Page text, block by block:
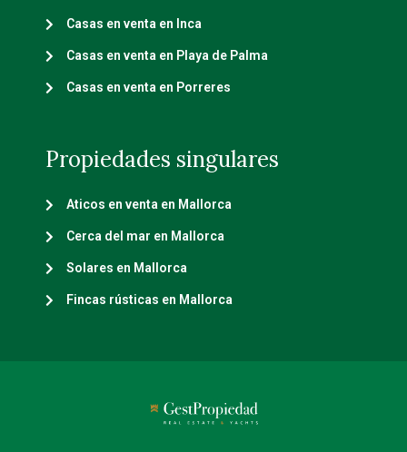
Casas en venta en Inca
Casas en venta en Playa de Palma
Casas en venta en Porreres
Propiedades singulares
Aticos en venta en Mallorca
Cerca del mar en Mallorca
Solares en Mallorca
Fincas rústicas en Mallorca